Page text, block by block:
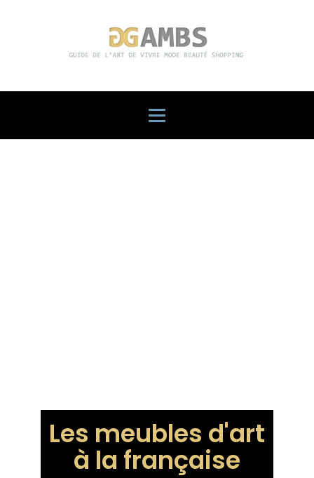
Les meubles d'art
à la française